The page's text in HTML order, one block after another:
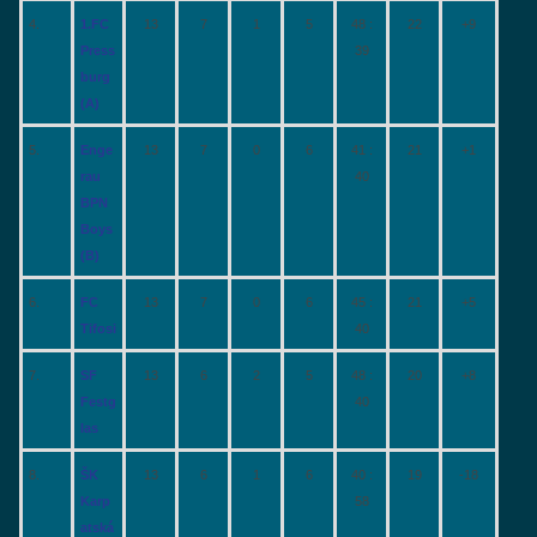
4.
1.FC
Press
burg
(A)
13 7 1 5
48 :
39
22 +9
5.
Enge
rau
BPN
Boys
(B)
13 7 0 6
41 :
40
21 +1
6.
FC
Tifosi
13 7 0 6
45 :
40
21 +5
7.
SF
Festg
las
13 6 2 5
48 :
40
20 +8
8.
ŠK
Karp
atská
13 6 1 6
40 :
58
19 -18